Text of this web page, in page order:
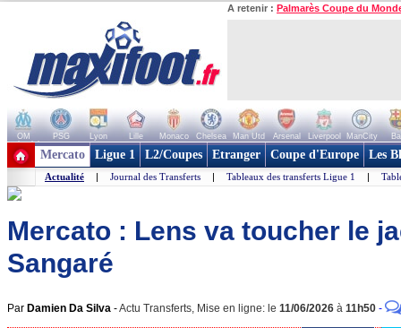
A retenir : Palmarès Coupe du
OM PSG Lyon Lille Monaco Chelsea Man Utd Arsenal Liverpool ManCity
+ de clubs
Mercato Ligue 1 L2/Coupes Etranger Coupe d'Europe Les
Actualité | Journal des Transferts | Tableaux des transferts Ligue 1 |
Mercato : Lens va toucher le
Sangaré
Par Damien Da Silva -Actu Transferts, Mise en ligne: le 11/06/2026 à 11h50 -